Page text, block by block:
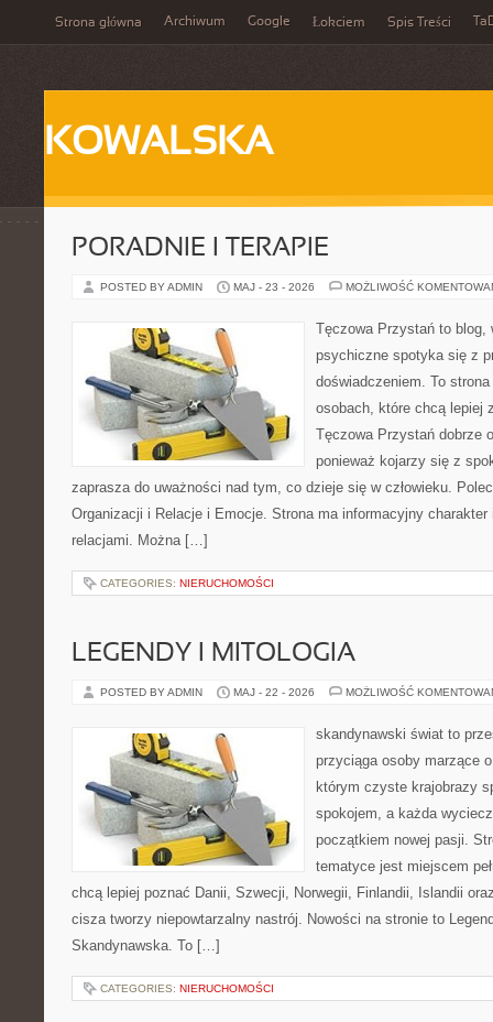
Strona główna Archiwum Google Łokciem Spis Treści
KOWALSKA
PORADNIE I TERAPIE
POSTED BY ADMIN MAJ - 23 - 2026 MOŻLIWOŚĆ
Tęczowa Przystań to blog,
psychiczne spotyka się z
doświadczeniem. To
osobach, które chcą lepiej
Tęczowa Przystań dobrze
ponieważ kojarzy się z
zaprasza do uważności nad tym, co dzieje się w człowieku.
Organizacji i Relacje i Emocje. Strona ma informacyjny
relacjami. Można […]
CATEGORIES: NIERUCHOMOŚCI
LEGENDY I MITOLOGIA
POSTED BY ADMIN MAJ - 22 - 2026 MOŻLIWOŚĆ
skandynawski świat to
przyciąga osoby marzące
którym czyste krajobrazy
spokojem, a każda
początkiem nowej pasji.
tematyce jest miejscem
chcą lepiej poznać Danii, Szwecji, Norwegii, Finlandii, Islandii
cisza tworzy niepowtarzalny nastrój. Nowości na stronie to
Skandynawska. To […]
CATEGORIES: NIERUCHOMOŚCI